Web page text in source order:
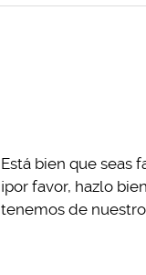
Está bien que seas
¡por favor, hazlo
tenemos de